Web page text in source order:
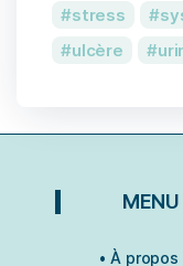
stress
ulcère
MENU
• À propos